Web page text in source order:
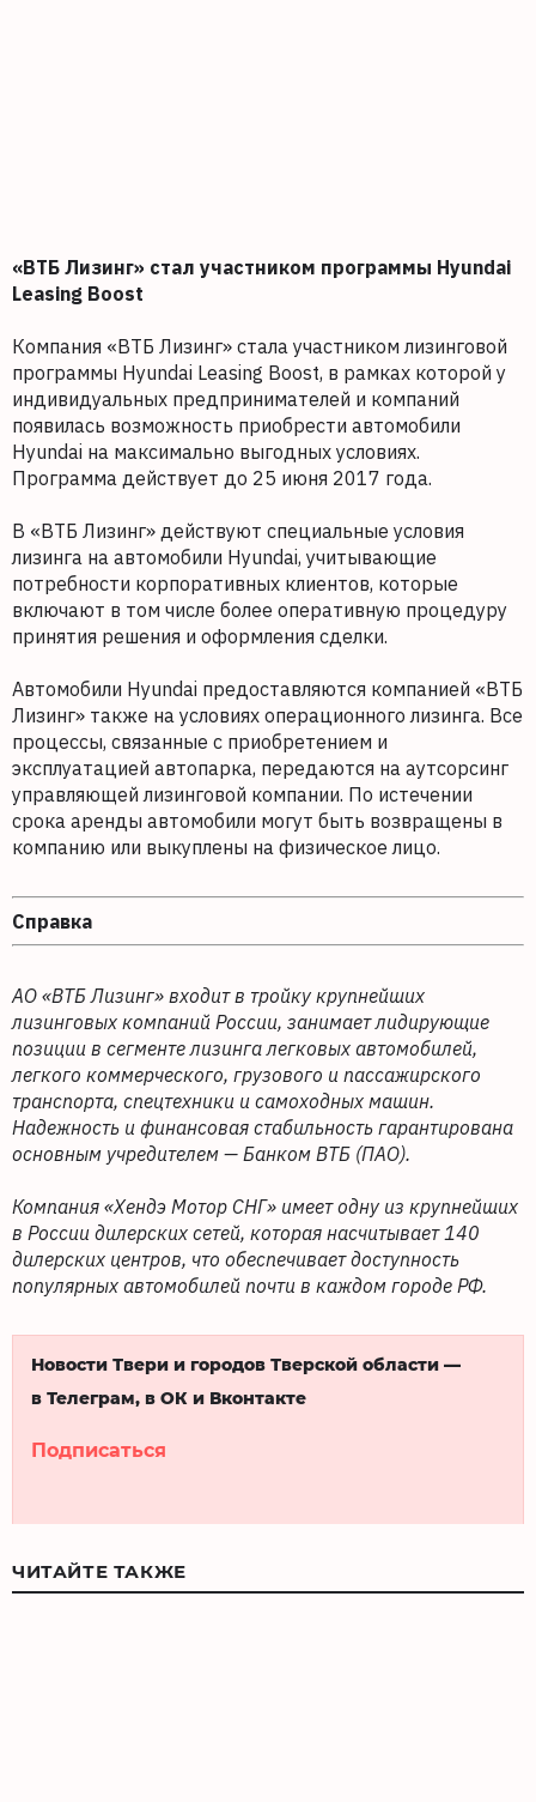
«ВТБ Лизинг» стал участником программы Hyundai
Leasing Boost
Компания «ВТБ Лизинг» стала участником лизинговой
программы Hyundai Leasing Boost, в рамках которой у
индивидуальных предпринимателей и компаний
появилась возможность приобрести автомобили
Hyundai на максимально выгодных условиях.
Программа действует до 25 июня 2017 года.
В «ВТБ Лизинг» действуют специальные условия
лизинга на автомобили Hyundai, учитывающие
потребности корпоративных клиентов, которые
включают в том числе более оперативную процедуру
принятия решения и оформления сделки.
Автомобили Hyundai предоставляются компанией «ВТБ
Лизинг» также на условиях операционного лизинга. Все
процессы, связанные с приобретением и
эксплуатацией автопарка, передаются на аутсорсинг
управляющей лизинговой компании. По истечении
срока аренды автомобили могут быть возвращены в
компанию или выкуплены на физическое лицо.
Справка
АО «ВТБ Лизинг» входит в тройку крупнейших
лизинговых компаний России, занимает лидирующие
позиции в сегменте лизинга легковых автомобилей,
легкого коммерческого, грузового и пассажирского
транспорта, спецтехники и самоходных машин.
Надежность и финансовая стабильность гарантирована
основным учредителем — Банком ВТБ (ПАО).
Компания «Хендэ Мотор СНГ» имеет одну из крупнейших
в России дилерских сетей, которая насчитывает 140
дилерских центров, что обеспечивает доступность
популярных автомобилей почти в каждом городе РФ.
Новости Твери и городов Тверской области —
в Телеграм, в ОК и Вконтакте
Подписаться
ЧИТАЙТЕ ТАКЖЕ